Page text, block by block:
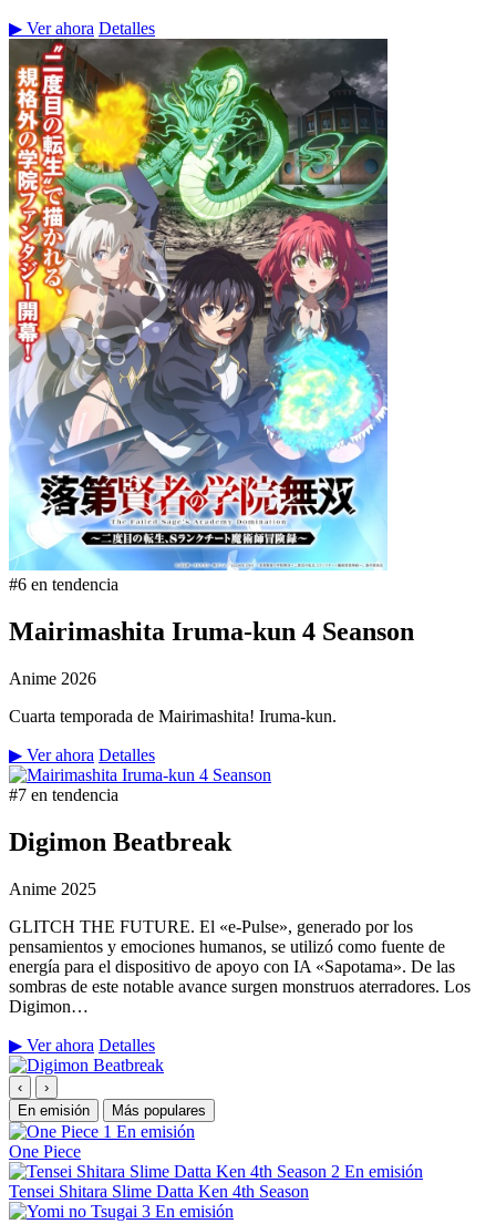
▶ Ver ahora Detalles
#6 en tendencia
Mairimashita Iruma-kun 4 Seanson
Anime 2026
Cuarta temporada de Mairimashita! Iruma-kun.
▶ Ver ahora Detalles
#7 en tendencia
Digimon Beatbreak
Anime 2025
GLITCH THE FUTURE. El «e-Pulse», generado por los
pensamientos y emociones humanos, se utilizó como fuente de
energía para el dispositivo de apoyo con IA «Sapotama». De las
sombras de este notable avance surgen monstruos aterradores. Los
Digimon…
▶ Ver ahora Detalles
‹
›
En emisión
Más populares
1 En emisión
One Piece
2 En emisión
Tensei Shitara Slime Datta Ken 4th Season
3 En emisión